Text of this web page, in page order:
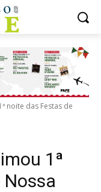
noite das Festas de
1ª